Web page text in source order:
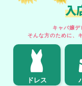
入
キャバ嬢デ
そんな方のために、
ドレス